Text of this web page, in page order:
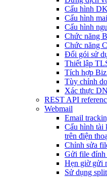
Cấu hình
Cấu hình
Cấu hình
Chức năng
Chức năng
Đổi gói sử
Thiết lập
Tích hợp
Tùy chỉnh
Xác thực
REST API
Webmail
Email
Cấu hình tài
trên điện
Chỉnh sửa
Gửi file
Hẹn giờ gửi
Sử dụng